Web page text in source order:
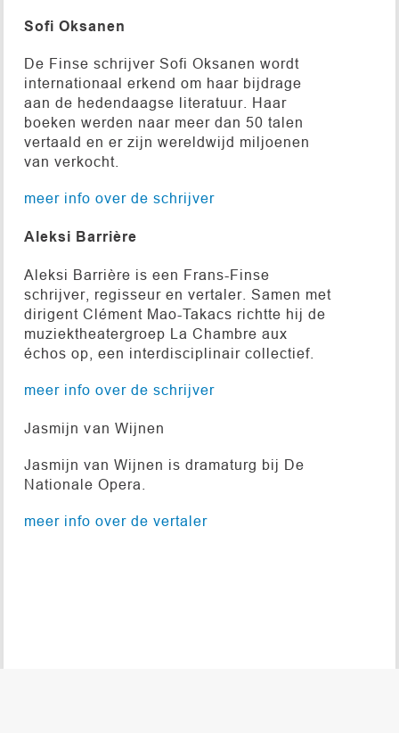
Sofi Oksanen
De Finse schrijver Sofi Oksanen wordt
internationaal erkend om haar bijdrage
aan de hedendaagse literatuur. Haar
boeken werden naar meer dan 50 talen
vertaald en er zijn wereldwijd miljoenen
van verkocht.
meer info over de schrijver
Aleksi Barrière
Aleksi Barrière is een Frans-Finse
schrijver, regisseur en vertaler. Samen met
dirigent Clément Mao-Takacs richtte hij de
muziektheatergroep La Chambre aux
échos op, een interdisciplinair collectief.
meer info over de schrijver
Jasmijn van Wijnen
Jasmijn van Wijnen is dramaturg bij De
Nationale Opera.
meer info over de vertaler